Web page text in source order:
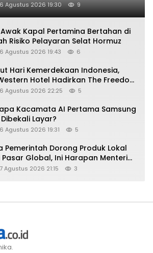
Agustus 2026 19:30 9
Awak Kapal Pertamina Bertahan di
Risiko Pelayaran Selat Hormuz
Agustus 2026 19:43 6
Hari Kemerdekaan Indonesia,
Hotel Hadirkan The Freedom
Hingga 45%
Agustus 2026 22:25 5
Kacamata AI Pertama Samsung
Layar?
Agustus 2026 19:31 5
Pemerintah Dorong Produk Lokal
Pasar Global, Ini Harapan Menteri
RI Lewat ILT dan IGT Expo
Agustus 2026 21:15 3